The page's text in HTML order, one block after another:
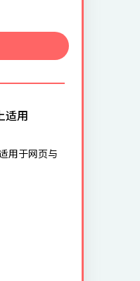
适用
用于网页与